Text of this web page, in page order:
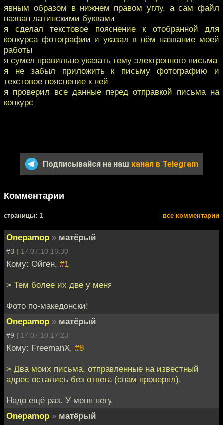
явным образом в нижнем правом углу, а сам файл
назван латинскими буквами
я сделал текстовое пояснение к отобранной для
конкурса фотографии и указал в нём название моей
работы
я сумел правильно указать тему электронного письма
я не забыл приложить к письму фотографию и
текстовое пояснение к ней
я проверил все данные перед отправкой письма на
конкурс
Подписывайся на наш канал в Telegram
Комментарии
cтраницы: 1 все комментарии
Onepamop » матёрый
#3 | 17.07.10 16:30
Кому: Ойген, #1
> Тем более их две у меня
Фото по-македонски!
Onepamop » матёрый
#9 | 17.07.10 17:23
Кому: FreemanX, #8
> Два моих письма, отправленные на известный
адрес остались без ответа (спам проверял).
Надо ещё раз. У меня нету.
Onepamop » матёрый